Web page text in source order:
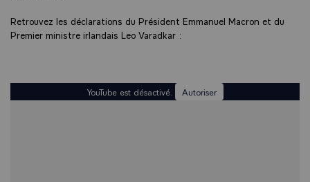
Retrouvez les déclarations du Président Emmanuel Macron et du
Premier ministre irlandais Leo Varadkar :
YouTube est désactivé. Autoriser